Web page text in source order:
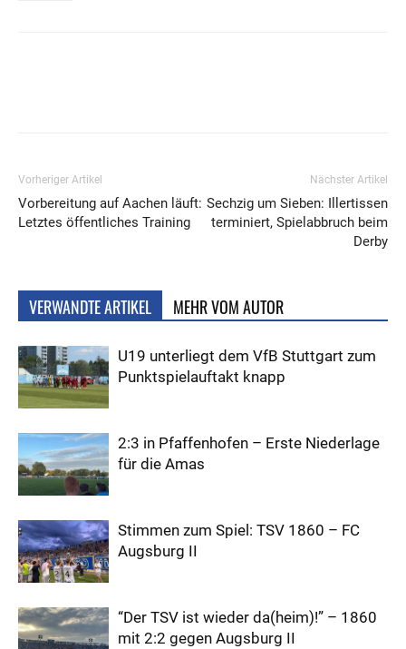
Vorheriger Artikel
Vorbereitung auf Aachen läuft:
Letztes öffentliches Training
Nächster Artikel
Sechzig um Sieben: Illertissen
terminiert, Spielabbruch beim
Derby
VERWANDTE ARTIKEL MEHR VOM AUTOR
U19 unterliegt dem VfB Stuttgart zum
Punktspielauftakt knapp
2:3 in Pfaffenhofen – Erste Niederlage
für die Amas
Stimmen zum Spiel: TSV 1860 – FC
Augsburg II
“Der TSV ist wieder da(heim)!” – 1860
mit 2:2 gegen Augsburg II